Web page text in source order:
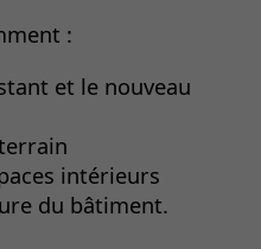
:
et le nouveau
intérieurs
du bâtiment.